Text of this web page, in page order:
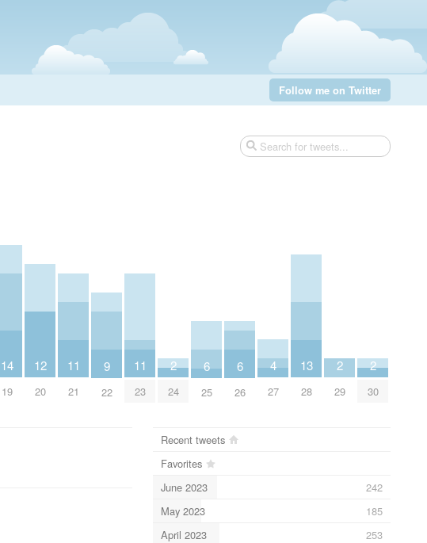
Follow me on Twitter
14
19
12
20
11
21
9
22
11
23
2
24
6
25
6
26
4
27
13
28
2
29
2
30
Recent tweets
Favorites
June 2023
242
May 2023
185
April 2023
253